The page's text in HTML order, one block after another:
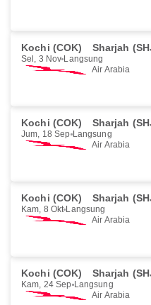
Kochi (COK) Sharjah
Sel, 3 Nov Langsung
Air Arabia
Kochi (COK) Sharjah
Jum, 18 Sep Langsung
Air Arabia
Kochi (COK) Sharjah
Kam, 8 Okt Langsung
Air Arabia
Kochi (COK) Sharjah
Kam, 24 Sep Langsung
Air Arabia